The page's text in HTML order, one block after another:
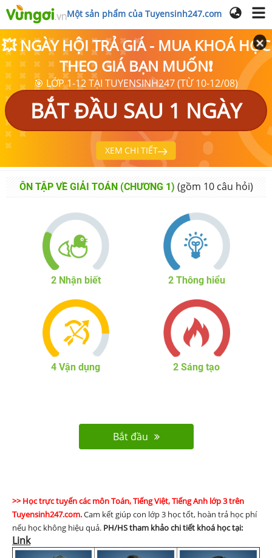
Một sản phẩm của Tuyensinh247.com
💥 NGÀY HỘI TRẢ GIÁ - MUA KHOÁ HỌC
THEO GIÁ BẠN MUỐN❗
🎯 LỚP 1-12 TẠI TUYENSINH247 (TỪ 10-12/08)
BẮT ĐẦU SAU 1 NGÀY
XEM CHI TIẾT
ÔN TẬP VỀ GIẢI TOÁN (CHƯƠNG 1) (gồm 10câu hỏi)
2 Nhận biết 2 Thông hiểu
4 Vận dụng 2 Sáng tạo
Bắt đầu
>> Học trực tuyến các môn Toán, Tiếng Việt, Tiếng Anh lớp 3 trên
Tuyensinh247.com.Cam kết giúp con lớp 3 học tốt, hoàn trả học phí
nếu học không hiệu quả. PH/HStham khảo chi tiết khoá học tại:
Link